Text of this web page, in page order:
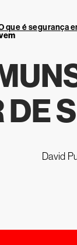
que é segurança
David